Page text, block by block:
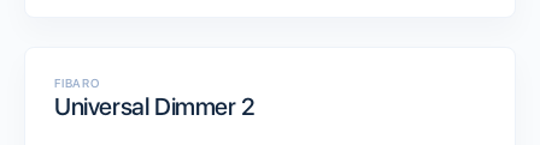
FIBARO
Universal Dimmer 2